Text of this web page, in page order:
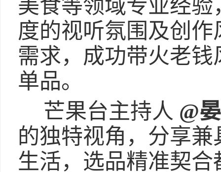
美食等领域专业经
度的视听氛围及创
需求，成功带火老
单品。
芒果台主持人 @
的独特视角，分享
生活，选品精准契